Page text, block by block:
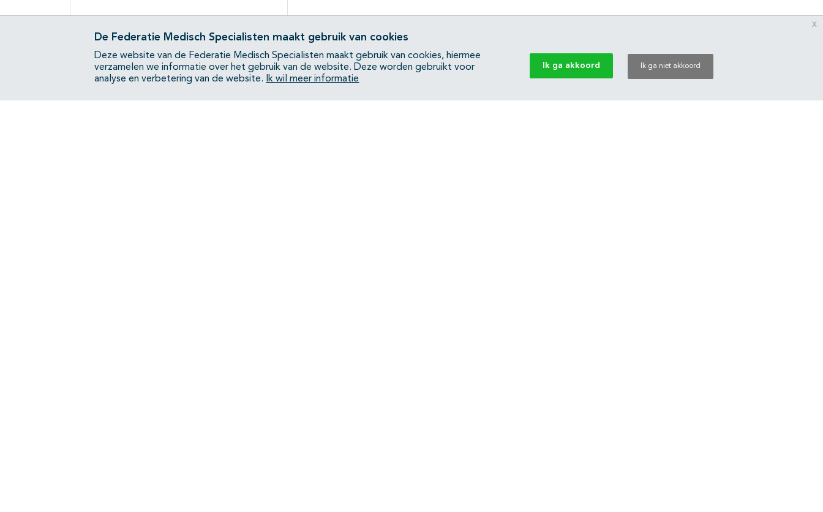
De Federatie Medisch Specialisten maakt gebruik van cookies
Deze website van de Federatie Medisch Specialisten maakt gebruik van cookies, hiermee
verzamelen we informatie over het gebruik van de website. Deze worden gebruikt voor
analyse en verbetering van de website.
Ik wil meer informatie
Ik ga akkoord Ik ga niet akkoord
x